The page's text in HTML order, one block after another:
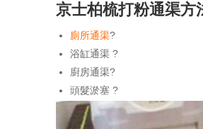
京士柏梳打粉通渠方
廁所通渠?
浴缸通渠 ?
廚房通渠?
頭髮淤塞 ?